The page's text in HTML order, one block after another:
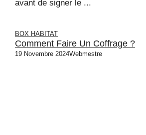
avant de signer le ...
BOX HABITAT
Comment Faire Un Coffrage ?
19 Novembre 2024Webmestre